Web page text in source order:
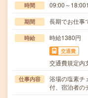
時間 09:00～
期間 長期でお仕事
時給 時給1380円
交通費
交通費規定内
仕事内容
浴場の塩素チ
付、宿泊者の